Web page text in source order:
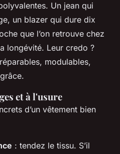
Un jean qui
un blazer qui dure dix
que l’on retrouve chez
longévité. Leur credo ?
modulables,
et à l'usure
d’un vêtement bien
: tendez le tissu. S’il